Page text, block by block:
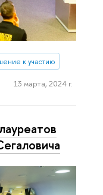
к участию
13 марта, 2024 г.